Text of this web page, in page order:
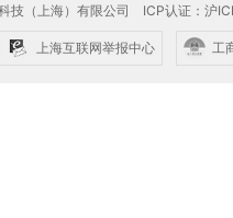
技（上海）有限公司 ICP认证：沪
上海互联网举报中心 工